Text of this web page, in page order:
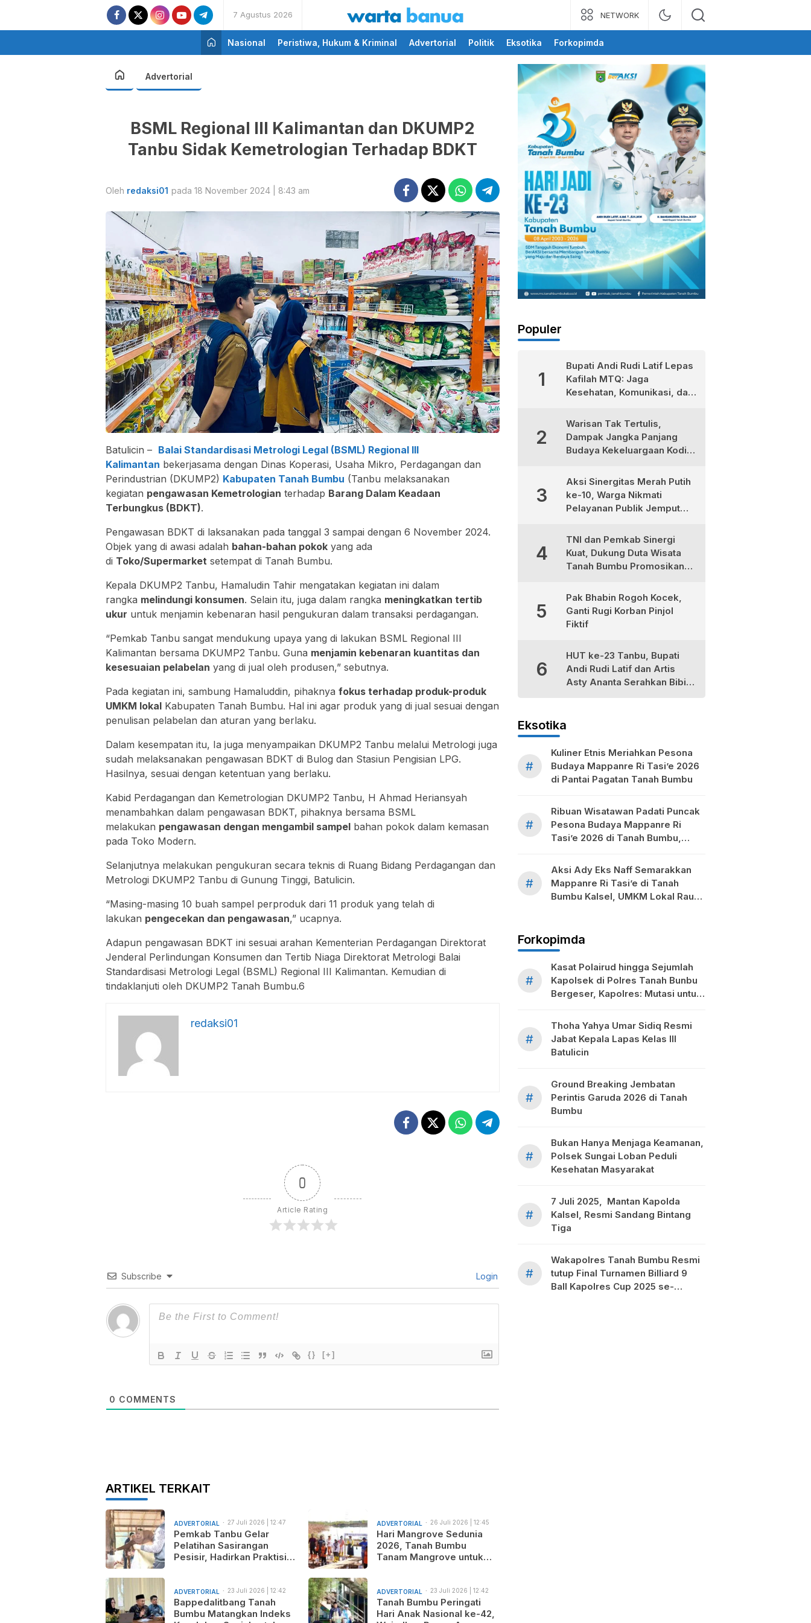
7 Agustus 2026
wartabanua.com
memberikan informasi
yang cerdas dan fakta
NETWORK
Nasional Peristiwa, Hukum & Kriminal Advertorial Politik Eksotika Forkopimda
Advertorial
BSML Regional III Kalimantan dan DKUMP2
Tanbu Sidak Kemetrologian Terhadap BDKT
Oleh redaksi01 pada 18 November 2024 | 8:43 am
Batulicin – Balai Standardisasi Metrologi Legal (BSML) Regional III
Kalimantan bekerjasama dengan Dinas Koperasi, Usaha Mikro, Perdagangan dan
Perindustrian (DKUMP2) Kabupaten Tanah Bumbu (Tanbu melaksanakan
kegiatan pengawasan Kemetrologian terhadap Barang Dalam Keadaan
Terbungkus (BDKT).
Pengawasan BDKT di laksanakan pada tanggal 3 sampai dengan 6 November 2024.
Objek yang di awasi adalah bahan-bahan pokok yang ada
di Toko/Supermarket setempat di Tanah Bumbu.
Kepala DKUMP2 Tanbu, Hamaludin Tahir mengatakan kegiatan ini dalam
rangka melindungi konsumen. Selain itu, juga dalam rangka meningkatkan tertib
ukur untuk menjamin kebenaran hasil pengukuran dalam transaksi perdagangan.
“Pemkab Tanbu sangat mendukung upaya yang di lakukan BSML Regional III
Kalimantan bersama DKUMP2 Tanbu. Guna menjamin kebenaran kuantitas dan
kesesuaian pelabelan yang di jual oleh produsen,” sebutnya.
Pada kegiatan ini, sambung Hamaluddin, pihaknya fokus terhadap produk-produk
UMKM lokal Kabupaten Tanah Bumbu. Hal ini agar produk yang di jual sesuai dengan
penulisan pelabelan dan aturan yang berlaku.
Dalam kesempatan itu, Ia juga menyampaikan DKUMP2 Tanbu melalui Metrologi juga
sudah melaksanakan pengawasan BDKT di Bulog dan Stasiun Pengisian LPG.
Hasilnya, sesuai dengan ketentuan yang berlaku.
Kabid Perdagangan dan Kemetrologian DKUMP2 Tanbu, H Ahmad Heriansyah
menambahkan dalam pengawasan BDKT, pihaknya bersama BSML
melakukan pengawasan dengan mengambil sampel bahan pokok dalam kemasan
pada Toko Modern.
Selanjutnya melakukan pengukuran secara teknis di Ruang Bidang Perdagangan dan
Metrologi DKUMP2 Tanbu di Gunung Tinggi, Batulicin.
“Masing-masing 10 buah sampel perproduk dari 11 produk yang telah di
lakukan pengecekan dan pengawasan,” ucapnya.
Adapun pengawasan BDKT ini sesuai arahan Kementerian Perdagangan Direktorat
Jenderal Perlindungan Konsumen dan Tertib Niaga Direktorat Metrologi Balai
Standardisasi Metrologi Legal (BSML) Regional III Kalimantan. Kemudian di
tindaklanjuti oleh DKUMP2 Tanah Bumbu.6
redaksi01
0
Article Rating
Subscribe Login
{} [+]
0 COMMENTS
ARTIKEL TERKAIT
ADVERTORIAL
27 Juli 2026 | 12:47
am
Pemkab Tanbu Gelar
Pelatihan Sasirangan
Pesisir, Hadirkan Praktisi
Pemasaran Produk
ADVERTORIAL
26 Juli 2026 | 12:45
am
Hari Mangrove Sedunia
2026, Tanah Bumbu
Tanam Mangrove untuk
ADVERTORIAL
23 Juli 2026 | 12:42
am
Bappedalitbang Tanah
Bumbu Matangkan Indeks
ADVERTORIAL
23 Juli 2026 | 12:42
am
Tanah Bumbu Peringati
Hari Anak Nasional ke-42,
Populer
1
Bupati Andi Rudi Latif Lepas
Kafilah MTQ: Jaga
Kesehatan, Komunikasi, dan
Dunia Akhirat
2
Warisan Tak Tertulis,
Dampak Jangka Panjang
Budaya Kekeluargaan Kodim
3
Aksi Sinergitas Merah Putih
ke-10, Warga Nikmati
Pelayanan Publik Jemput
4
TNI dan Pemkab Sinergi
Kuat, Dukung Duta Wisata
Tanah Bumbu Promosikan
5
Pak Bhabin Rogoh Kocek,
Ganti Rugi Korban Pinjol
Fiktif
6
HUT ke-23 Tanbu, Bupati
Andi Rudi Latif dan Artis
Asty Ananta Serahkan Bibit
Eksotika
#
Kuliner Etnis Meriahkan Pesona
Budaya Mappanre Ri Tasi’e 2026
di Pantai Pagatan Tanah Bumbu
#
Ribuan Wisatawan Padati Puncak
Pesona Budaya Mappanre Ri
Tasi’e 2026 di Tanah Bumbu,
#
Aksi Ady Eks Naff Semarakkan
Mappanre Ri Tasi’e di Tanah
Bumbu Kalsel, UMKM Lokal Raup
Forkopimda
#
Kasat Polairud hingga Sejumlah
Kapolsek di Polres Tanah Bunbu
Bergeser, Kapolres: Mutasi untuk
#
Thoha Yahya Umar Sidiq Resmi
Jabat Kepala Lapas Kelas III
Batulicin
#
Ground Breaking Jembatan
Perintis Garuda 2026 di Tanah
Bumbu
#
Bukan Hanya Menjaga Keamanan,
Polsek Sungai Loban Peduli
Kesehatan Masyarakat
#
7 Juli 2025, Mantan Kapolda
Kalsel, Resmi Sandang Bintang
Tiga
#
Wakapolres Tanah Bumbu Resmi
tutup Final Turnamen Billiard 9
Ball Kapolres Cup 2025 se-